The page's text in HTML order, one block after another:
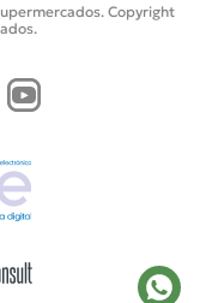
Copyright